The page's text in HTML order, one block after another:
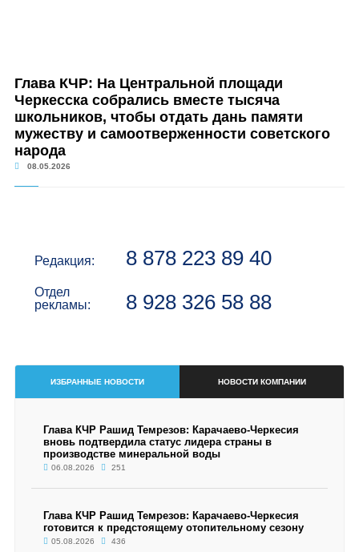
Глава КЧР: На Центральной площади
Черкесска собрались вместе тысяча
школьников, чтобы отдать дань памяти
мужеству и самоотверженности советского
народа
08.05.2026
Редакция: 8 878 223 89 40
Отдел
рекламы:
8 928 326 58 88
ИЗБРАННЫЕ НОВОСТИ НОВОСТИ КОМПАНИИ
Глава КЧР Рашид Темрезов: Карачаево-Черкесия
вновь подтвердила статус лидера страны в
производстве минеральной воды
06.08.2026 251
Глава КЧР Рашид Темрезов: Карачаево-Черкесия
готовится к предстоящему отопительному сезону
05.08.2026 436